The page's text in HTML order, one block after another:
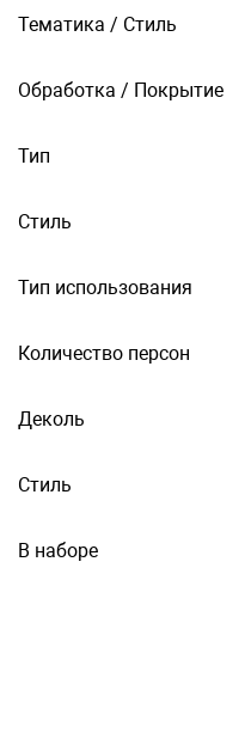
Тематика / Стиль
Обработка / Покрытие
Тип
Стиль
Тип использования
Количество персон
Деколь
Стиль
В наборе